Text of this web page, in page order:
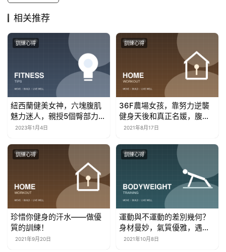
相关推荐
訓練心得
紐西蘭健美女神，六塊腹肌
魅力迷人，親授5個臀部力量
訓練
2023年1月4日
訓練心得
36F農場女孩，靠努力逆襲
健身天後和真正名媛，腹肌
翹臀成標配
2021年8月17日
訓練心得
珍惜你健身的汗水——做優
質的訓練！
2021年9月20日
訓練心得
運動與不運動的差別幾何？
身材曼妙，氣質優雅，遇到
更美好的自己
2021年10月8日